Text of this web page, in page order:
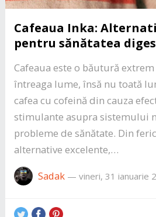
Cafeaua Inka:
pentru sănătatea
Cafeaua este o băutură
întreaga lume, însă nu toată
cafea cu cofeină din cauza
stimulante asupra sistemului
probleme de sănătate. Din
alternative excelente,…
Sadak— vineri, 31 ianuarie